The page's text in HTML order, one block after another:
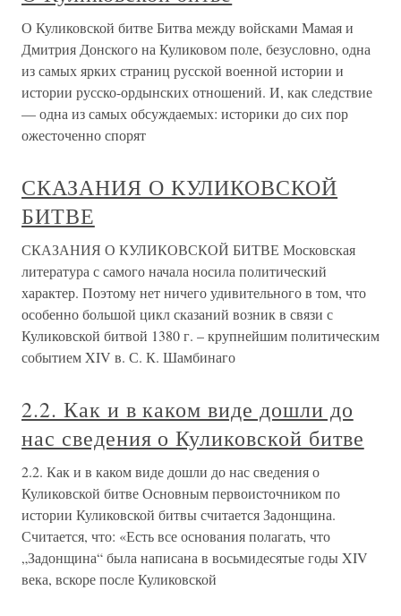
О Куликовской битве Битва между войсками Мамая и
Дмитрия Донского на Куликовом поле, безусловно, одна
из самых ярких страниц русской военной истории и
истории русско-ордынских отношений. И, как следствие
— одна из самых обсуждаемых: историки до сих пор
ожесточенно спорят
СКАЗАНИЯ О КУЛИКОВСКОЙ
БИТВЕ
СКАЗАНИЯ О КУЛИКОВСКОЙ БИТВЕ Московская
литература с самого начала носила политический
характер. Поэтому нет ничего удивительного в том, что
особенно большой цикл сказаний возник в связи с
Куликовской битвой 1380 г. – крупнейшим политическим
событием XIV в. С. К. Шамбинаго
2.2. Как и в каком виде дошли до
нас сведения о Куликовской битве
2.2. Как и в каком виде дошли до нас сведения о
Куликовской битве Основным первоисточником по
истории Куликовской битвы считается Задонщина.
Считается, что: «Есть все основания полагать, что
„Задонщина“ была написана в восьмидесятые годы XIV
века, вскоре после Куликовской